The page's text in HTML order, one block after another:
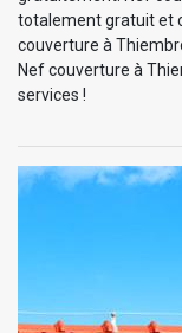
totalement gratuit et
couverture à
Nef couverture à
services !